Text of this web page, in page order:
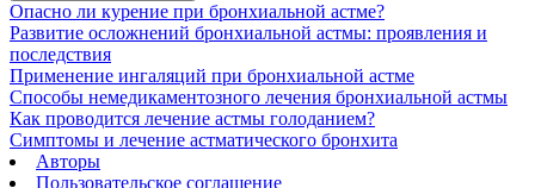
Опасно ли курение при бронхиальной астме?
Развитие осложнений бронхиальной астмы: проявления и
последствия
Применение ингаляций при бронхиальной астме
Способы немедикаментозного лечения бронхиальной астмы
Как проводится лечение астмы голоданием?
Симптомы и лечение астматического бронхита
Авторы
Пользовательское соглашение